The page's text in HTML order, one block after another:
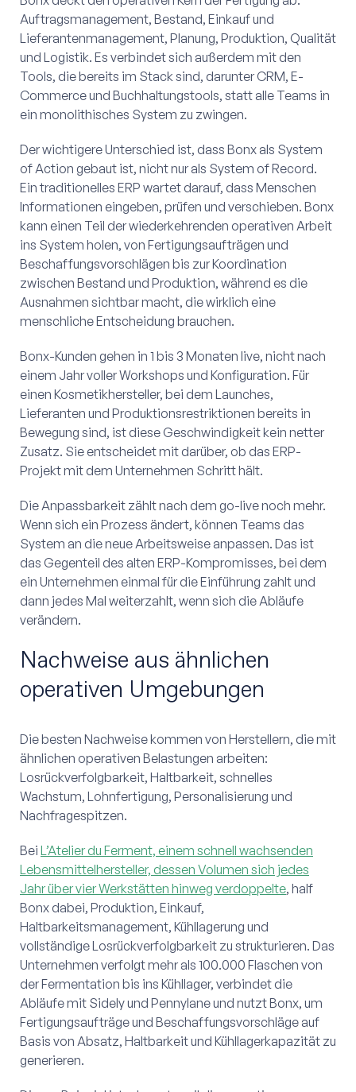
Auftragsmanagement, Bestand, Einkauf und
Lieferantenmanagement, Planung, Produktion, Qualität
und Logistik. Es verbindet sich außerdem mit den
Tools, die bereits im Stack sind, darunter CRM, E-
Commerce und Buchhaltungstools, statt alle Teams in
ein monolithisches System zu zwingen.
Der wichtigere Unterschied ist, dass Bonx als System
of Action gebaut ist, nicht nur als System of Record.
Ein traditionelles ERP wartet darauf, dass Menschen
Informationen eingeben, prüfen und verschieben. Bonx
kann einen Teil der wiederkehrenden operativen Arbeit
ins System holen, von Fertigungsaufträgen und
Beschaffungsvorschlägen bis zur Koordination
zwischen Bestand und Produktion, während es die
Ausnahmen sichtbar macht, die wirklich eine
menschliche Entscheidung brauchen.
Bonx-Kunden gehen in 1 bis 3 Monaten live, nicht nach
einem Jahr voller Workshops und Konfiguration. Für
einen Kosmetikhersteller, bei dem Launches,
Lieferanten und Produktionsrestriktionen bereits in
Bewegung sind, ist diese Geschwindigkeit kein netter
Zusatz. Sie entscheidet mit darüber, ob das ERP-
Projekt mit dem Unternehmen Schritt hält.
Die Anpassbarkeit zählt nach dem go-live noch mehr.
Wenn sich ein Prozess ändert, können Teams das
System an die neue Arbeitsweise anpassen. Das ist
das Gegenteil des alten ERP-Kompromisses, bei dem
ein Unternehmen einmal für die Einführung zahlt und
dann jedes Mal weiterzahlt, wenn sich die Abläufe
verändern.
Nachweise aus ähnlichen
operativen Umgebungen
Die besten Nachweise kommen von Herstellern, die mit
ähnlichen operativen Belastungen arbeiten:
Losrückverfolgbarkeit, Haltbarkeit, schnelles
Wachstum, Lohnfertigung, Personalisierung und
Nachfragespitzen.
Bei L’Atelier du Ferment, einem schnell wachsenden
Lebensmittelhersteller, dessen Volumen sich jedes
Jahr über vier Werkstätten hinweg verdoppelte, half
Bonx dabei, Produktion, Einkauf,
Haltbarkeitsmanagement, Kühllagerung und
vollständige Losrückverfolgbarkeit zu strukturieren. Das
Unternehmen verfolgt mehr als 100.000 Flaschen von
der Fermentation bis ins Kühllager, verbindet die
Abläufe mit Sidely und Pennylane und nutzt Bonx, um
Fertigungsaufträge und Beschaffungsvorschläge auf
Basis von Absatz, Haltbarkeit und Kühllagerkapazität zu
generieren.